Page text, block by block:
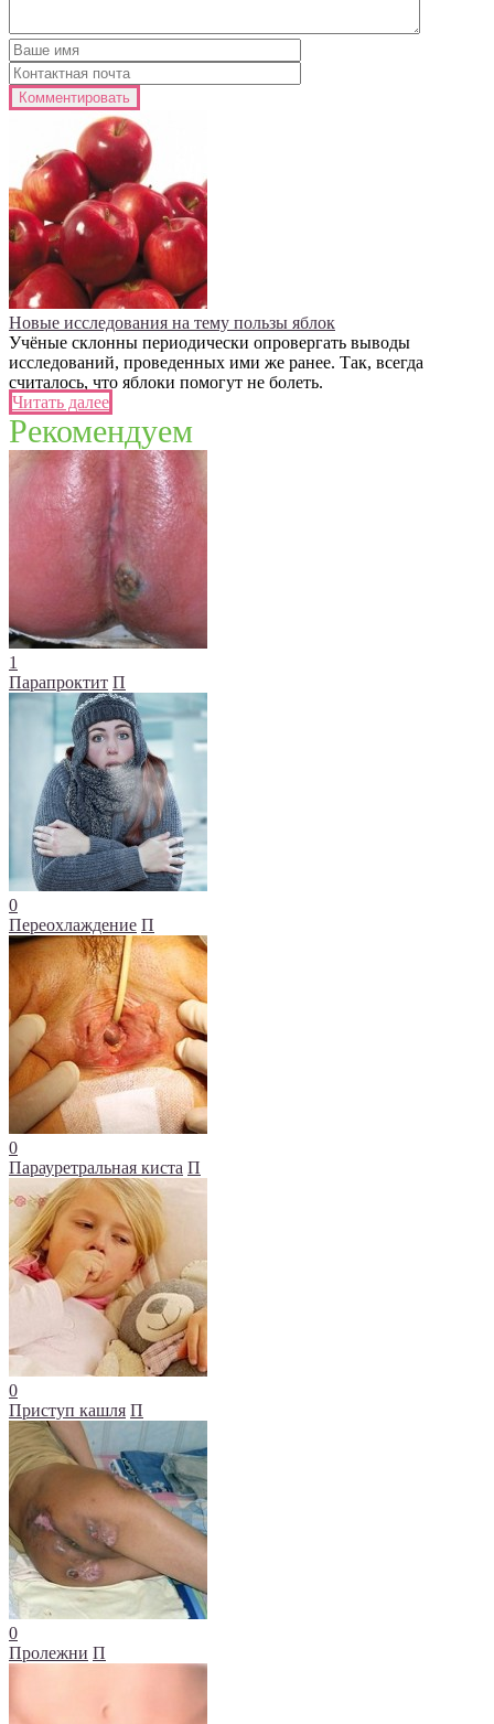
Новые исследования на тему пользы яблок
Учёные склонны периодически опровергать выводы
исследований, проведенных ими же ранее. Так, всегда
считалось, что яблоки помогут не болеть.
Читать далее
Рекомендуем
1
Парапроктит П
0
Переохлаждение П
0
Парауретральная киста П
0
Приступ кашля П
0
Пролежни П